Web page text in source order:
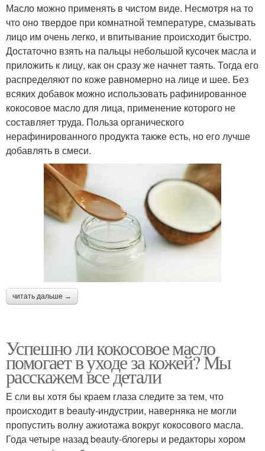
Масло можно применять в чистом виде. Несмотря на то
что оно твердое при комнатной температуре, смазывать
лицо им очень легко, и впитывание происходит быстро.
Достаточно взять на пальцы небольшой кусочек масла и
приложить к лицу, как он сразу же начнет таять. Тогда его
распределяют по коже равномерно на лице и шее. Без
всяких добавок можно использовать рафинированное
кокосовое масло для лица, применение которого не
составляет труда. Польза органического
нерафинированного продукта также есть, но его лучше
добавлять в смеси.
читать дальше →
Успешно ли кокосовое масло
помогает в уходе за кожей? Мы
расскажем все детали
Е сли вы хотя бы краем глаза следите за тем, что
происходит в beauty-индустрии, наверняка не могли
пропустить волну ажиотажа вокруг кокосового масла.
Года четыре назад beauty-блогеры и редакторы хором